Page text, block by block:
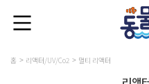
홈 리액터/UV/Co2 멀티 리액터